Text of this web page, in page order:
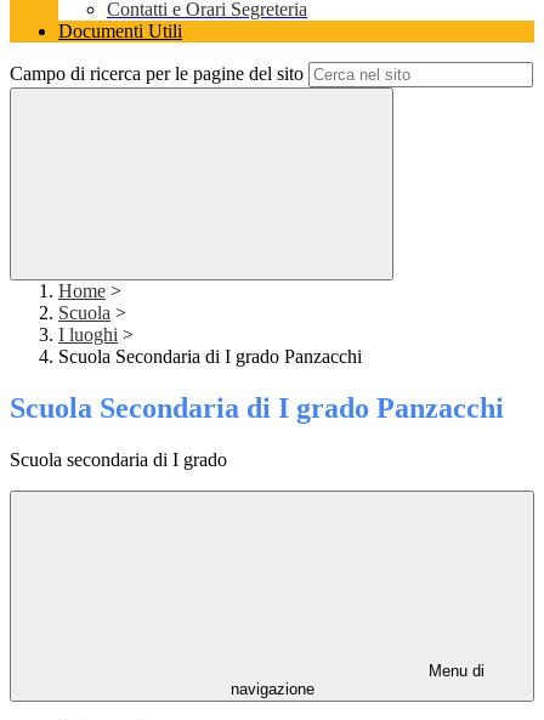
Contatti e Orari Segreteria
Documenti Utili
Campo di ricerca per le pagine del sito
Home >
Scuola >
I luoghi >
Scuola Secondaria di I grado Panzacchi
Scuola Secondaria di I grado Panzacchi
Scuola secondaria di I grado
Menu di
navigazione